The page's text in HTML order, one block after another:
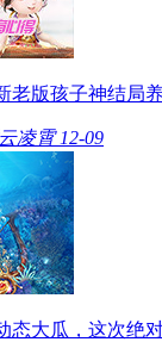
老版孩子神结局
凌霄 12-09
态大瓜，这次绝